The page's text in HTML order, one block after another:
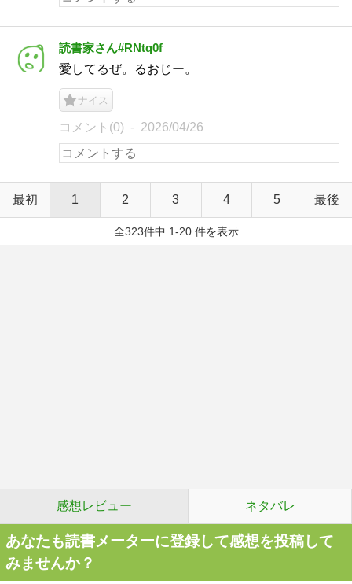
読書家さん#RNtq0f
愛してるぜ。るおじー。
ナイス
コメント(0) 2026/04/26
最初 1 2 3 4 5 最後
全323件中 1-20 件を表示
感想レビュー ネタバレ
あなたも読書メーターに登録して感想を投稿して
みませんか？